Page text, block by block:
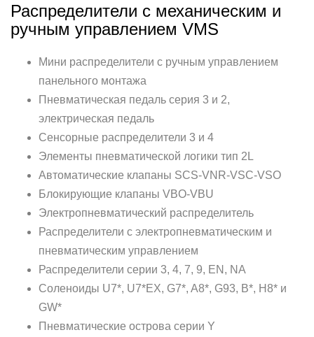
Распределители с механическим и
ручным управлением VMS
Мини распределители с ручным управлением
панельного монтажа
Пневматическая педаль серия 3 и 2,
электрическая педаль
Сенсорные распределители 3 и 4
Элементы пневматической логики тип 2L
Автоматические клапаны SCS-VNR-VSC-VSO
Блокирующие клапаны VBO-VBU
Электропневматический распределитель
Распределители с электропневматическим и
пневматическим управлением
Распределители серии 3, 4, 7, 9, EN, NA
Соленоиды U7*, U7*EX, G7*, A8*, G93, B*, H8* и
GW*
Пневматические острова серии Y